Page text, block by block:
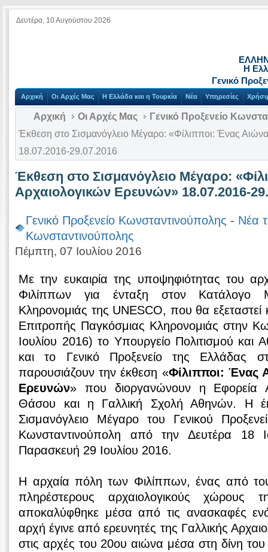
Δευτέρα, 10 Αυγούστου 2026
Η
Γενικό
Αρχική Οι Αρχές Μας Η Ελλάδα και η Τουρκία Νέα Υπηρεσίες
Αρχική Οι Αρχές Μας
Γενικό Προξενείο
Έκθεση στο Σισμανόγλειο Μέγαρο: «Φίλιπποι: Ένας
18.07.2016-29.07.2016
Έκθεση στο Σισμανόγλειο Μέγαρο:
Αρχαιολογικών Ερευνών» 18.07.2016-
Γενικό Προξενείο Κωνσταντινούπολης - Νέα
Κωνσταντινούπολης
Πέμπτη, 07 Ιουλίου 2016
Με την ευκαιρία της υποψηφιότητας του
Φιλίππων για ένταξη στον Κατάλογο
Κληρονομιάς της UNESCO, που θα
Επιτροπής Παγκόσμιας Κληρονομιάς στην
Ιουλίου 2016) το Υπουργείο Πολιτισμού και
και το Γενικό Προξενείο της Ελλάδας
παρουσιάζουν την έκθεση «Φίλιπποι: Ένας
Ερευνών» που διοργανώνουν η Εφορεία
Θάσου και η Γαλλική Σχολή Αθηνών. Η
Σισμανόγλειο Μέγαρο του Γενικού
Κωνσταντινούπολη από την Δευτέρα 18
Παρασκευή 29 Ιουλίου 2016.
Η αρχαία πόλη των Φιλίππων, ένας από
πληρέστερους αρχαιολογικούς χώρους
αποκαλύφθηκε μέσα από τις ανασκαφές
αρχή έγινε από ερευνητές της Γαλλικής
στις αρχές του 20ου αιώνα μέσα στη δίνη